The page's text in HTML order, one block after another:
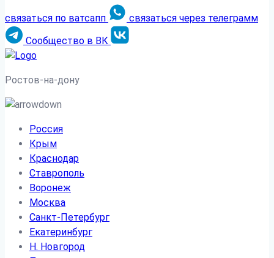
связаться по ватсапп
связаться через телеграмм
Сообщество в ВК
Ростов-на-дону
Россия
Крым
Краснодар
Ставрополь
Воронеж
Москва
Санкт-Петербург
Екатеринбург
Н. Новгород